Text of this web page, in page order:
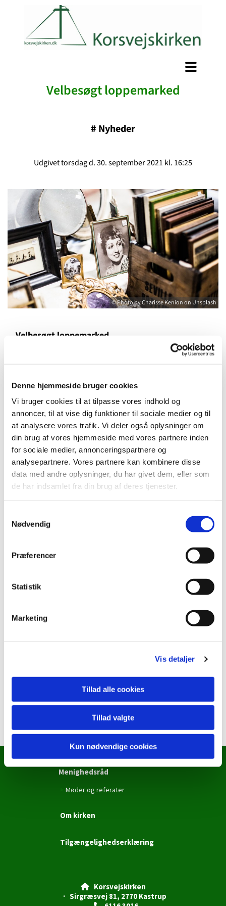
Denne hjemmeside bruger cookies
Vi bruger cookies til at tilpasse vores indhold og
annoncer, til at vise dig funktioner til sociale medier og til
at analysere vores trafik. Vi deler også oplysninger om
din brug af vores hjemmeside med vores partnere inden
for sociale medier, annonceringspartnere og
analysepartnere. Vores partnere kan kombinere disse
data med andre oplysninger, du har givet dem, eller som
de har indsamlet fra din brug af deres tjenester.
Nødvendig
Præferencer
Statistik
Marketing
Vis detaljer
Tillad alle cookies
Tillad valgte
Kun nødvendige cookies
Velbesøgt loppemarked
# Nyheder
Udgivet torsdag d. 30. september 2021 kl. 16:25
© Photo by Charisse Kenion on Unsplash
Velbesøgt loppemarked
Lørdagens loppemarked på kirkepladsen var velbesøgt,
hyggeligt for store og små. Vi kunne ikke have ønsket os
Alle indtægter gik til Menighedsplejen, som vi har stor
fokus på lige nu.
Du vil måske også kunne lide...
Menighedsråd
Møder og referater
Om kirken
Tilgængelighedserklæring
Korsvejskirken
· Sirgræsvej 81, 2770 Kastrup